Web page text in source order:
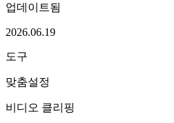
업데이트됨
2026.06.19
도구
맞춤설정
비디오 클리핑